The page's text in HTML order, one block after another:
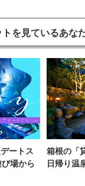
を見ているあな
ートス
場から
箱根の「
日帰り温